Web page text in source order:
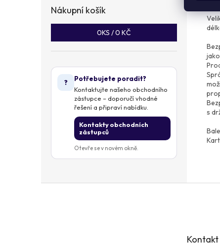
Nákupní košík
0KS /0 KČ
? Potřebujete poradit?
Kontaktujte našeho obchodního
zástupce – doporučí vhodné
řešení a připraví nabídku.
Kontakty obchodních
zástupců
Otevře se v novém okně.
s
Kontakt